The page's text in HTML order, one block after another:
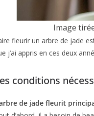
Image
fleurir un arbre de jade
j’ai appris en ces deux
conditions
de jade fleurit